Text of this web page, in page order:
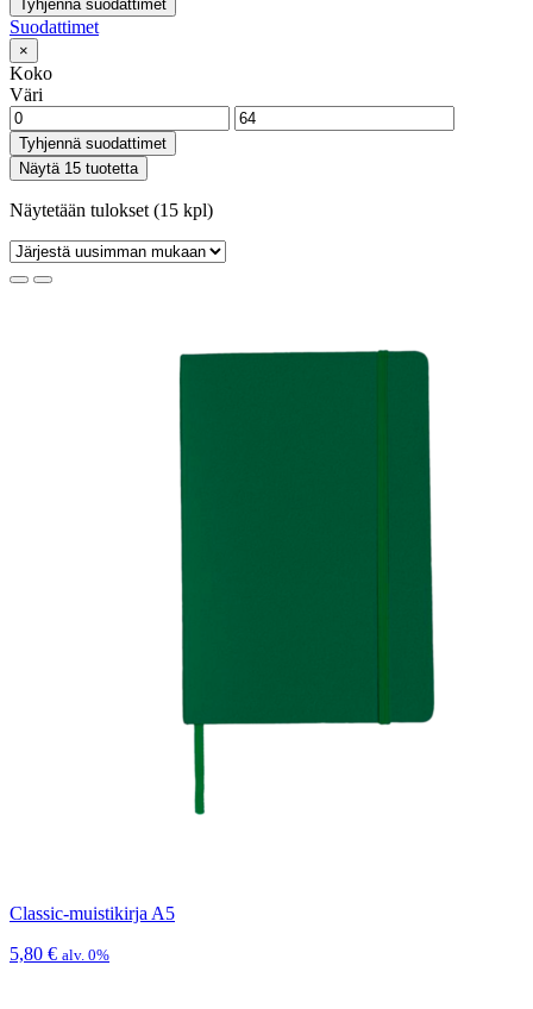
Tyhjennä suodattimet
Suodattimet
×
Koko
Väri
Tyhjennä suodattimet
Näytä 15 tuotetta
Näytetään tulokset (15 kpl)
Classic-muistikirja A5
5,80 € alv. 0%